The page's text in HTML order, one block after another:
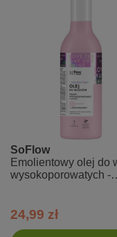
SoFlow
Emolientowy olej do
wysokoporowatych -
24,99 zł